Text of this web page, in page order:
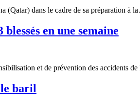
(Qatar) dans le cadre de sa préparation à
en une semaine
et de prévention des accidents
baril